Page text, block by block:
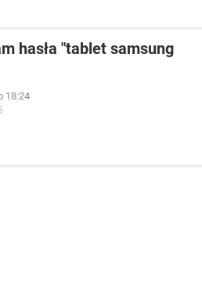
hasła "tablet samsung
18:24